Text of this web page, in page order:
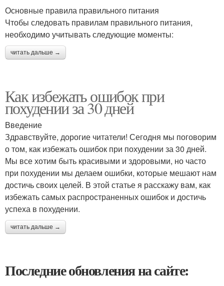
Основные правила правильного питания
Чтобы следовать правилам правильного питания,
необходимо учитывать следующие моменты:
читать дальше →
Как избежать ошибок при
похудении за 30 дней
Введение
Здравствуйте, дорогие читатели! Сегодня мы поговорим
о том, как избежать ошибок при похудении за 30 дней.
Мы все хотим быть красивыми и здоровыми, но часто
при похудении мы делаем ошибки, которые мешают нам
достичь своих целей. В этой статье я расскажу вам, как
избежать самых распространенных ошибок и достичь
успеха в похудении.
читать дальше →
Последние обновления на сайте: